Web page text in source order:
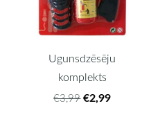
Ugunsdzēsēju
komplekts
€3,99 €2,99